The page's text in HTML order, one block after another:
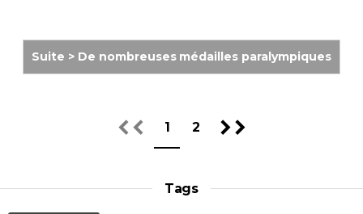
Suite > De nombreuses médailles paralympiques
1 2
Tags